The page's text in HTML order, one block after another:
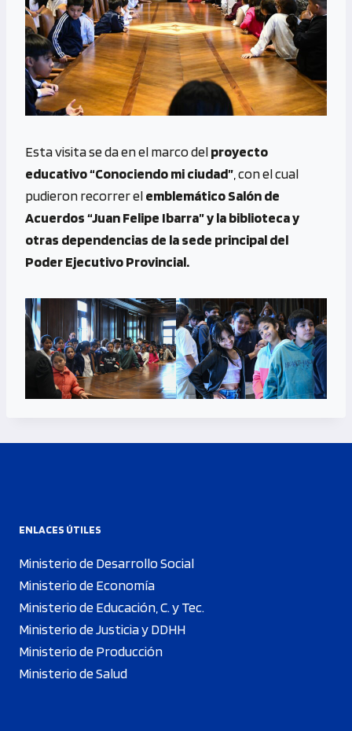
Esta visita se da en el marco delproyecto
educativo “Conociendo mi ciudad” , con el cual
pudieron recorrer elemblemático Salón de
Acuerdos “Juan Felipe Ibarra” y la biblioteca y
otras dependencias de la sede principal del
Poder Ejecutivo Provincial.
ENLACES ÚTILES
Ministerio de Desarrollo Social
Ministerio de Economía
Ministerio de Educación, C. y Tec.
Ministerio de Justicia y DDHH
Ministerio de Producción
Ministerio de Salud